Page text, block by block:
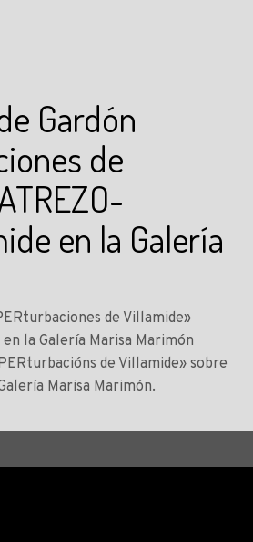
Gardón
de
en la Galería
de Villamide»
la Galería Marisa Marimón
de Villamide» sobre
Marisa Marimón.